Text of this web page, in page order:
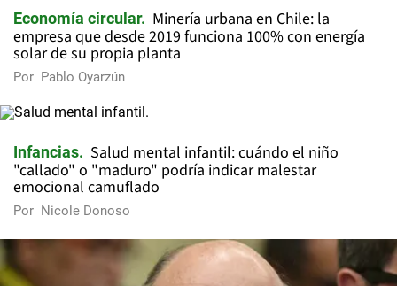
Economía circular
Minería urbana en Chile: la
empresa que desde 2019 funciona 100% con energía
solar de su propia planta
Por Pablo Oyarzún
Infancias
Salud mental infantil: cuándo el niño
"callado" o "maduro" podría indicar malestar
emocional camuflado
Por Nicole Donoso